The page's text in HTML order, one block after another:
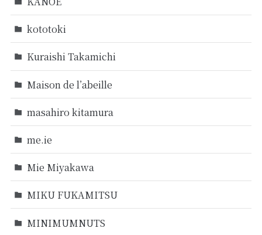
kototoki
Kuraishi Takamichi
Maison de l’abeille
masahiro kitamura
me.ie
Mie Miyakawa
MIKU FUKAMITSU
MINIMUMNUTS